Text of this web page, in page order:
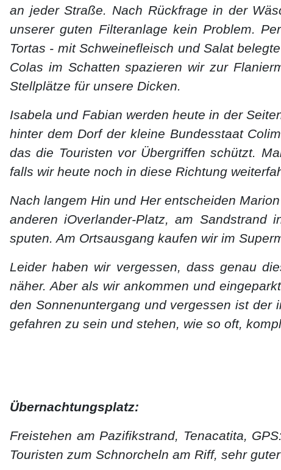
an jeder Straße. Nach Rückfrage in der
unserer guten Filteranlage kein Problem.
Tortas - mit Schweinefleisch und Salat
Colas im Schatten spazieren wir zur
Stellplätze für unsere Dicken.
Isabela und Fabian werden heute in der
hinter dem Dorf der kleine Bundesstaat
das die Touristen vor Übergriffen schützt.
falls wir heute noch in diese Richtung
Nach langem Hin und Her entscheiden
anderen iOverlander-Platz, am
sputen. Am Ortsausgang kaufen wir im
Leider haben wir vergessen, dass genau
näher. Aber als wir ankommen und
den Sonnenuntergang und vergessen ist
gefahren zu sein und stehen, wie so oft,
Übernachtungsplatz:
Freistehen am Pazifikstrand, Tenacatita,
Touristen zum Schnorcheln am Riff, sehr